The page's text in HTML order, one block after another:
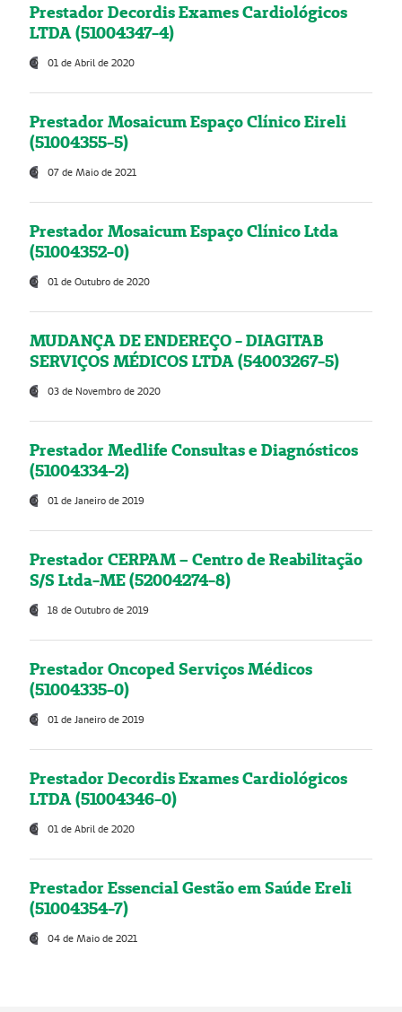
Prestador Decordis Exames Cardiológicos
LTDA (51004347-4)
01 de Abril de 2020
Prestador Mosaicum Espaço Clínico Eireli
(51004355-5)
07 de Maio de 2021
Prestador Mosaicum Espaço Clínico Ltda
(51004352-0)
01 de Outubro de 2020
MUDANÇA DE ENDEREÇO - DIAGITAB
SERVIÇOS MÉDICOS LTDA (54003267-5)
03 de Novembro de 2020
Prestador Medlife Consultas e Diagnósticos
(51004334-2)
01 de Janeiro de 2019
Prestador CERPAM – Centro de Reabilitação
S/S Ltda-ME (52004274-8)
18 de Outubro de 2019
Prestador Oncoped Serviços Médicos
(51004335-0)
01 de Janeiro de 2019
Prestador Decordis Exames Cardiológicos
LTDA (51004346-0)
01 de Abril de 2020
Prestador Essencial Gestão em Saúde Ereli
(51004354-7)
04 de Maio de 2021